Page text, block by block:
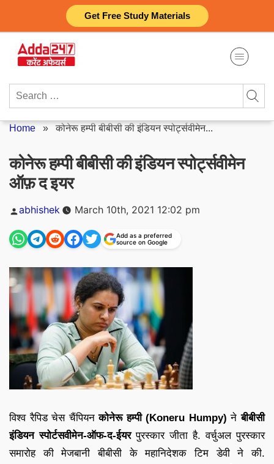
Get Free Study Materials
content
Search
Home »कोनेरू हम्पी बीबीसी की इंडियन स्पोर्ट्सवीमेन...
कोनेरू हम्पी बीबीसी की इंडियन स्पोर्ट्सवीमेन
ऑफ़ द इयर
Posted
by
abhishek March 10th, 2021 12:02 pm
Add as a preferred
source on Google
विश्व रैपिड चेस चैंपियनकोनेरू हम्पी (Koneru Humpy)नेबीबीसी
इंडियन स्पोर्टसवीमेन-ऑफ-द-ईयरपुरस्कार जीता है. वर्चुअल पुरस्कार
समारोह की मेजबानी बीबीसी के महानिदेशक टिम डेवी ने की.